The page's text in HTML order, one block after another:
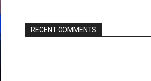
RECENT COMMENTS